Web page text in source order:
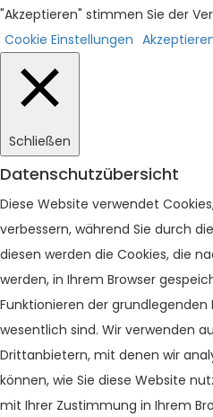
"Akzeptieren" stimmen Sie der
Cookie Einstellungen
Schließen
Datenschutzübersicht
Diese Website verwendet
verbessern, während Sie durch
diesen werden die Cookies, die
werden, in Ihrem Browser
Funktionieren der grundlegenden
wesentlich sind. Wir verwenden
Drittanbietern, mit denen wir
können, wie Sie diese Website
mit Ihrer Zustimmung in Ihrem